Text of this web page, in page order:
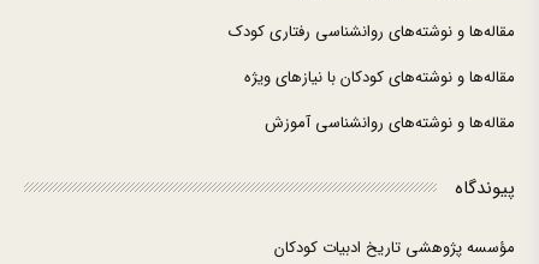
مقاله‌ها و نوشته‌های روانشناسی رفتاری کودک
مقاله‌ها و نوشته‌های کودکان با نیازهای ویژه
مقاله‌ها و نوشته‌های روانشناسی آموزش
پیوندگاه
مؤسسه پژوهشی تاریخ ادبیات کودکان